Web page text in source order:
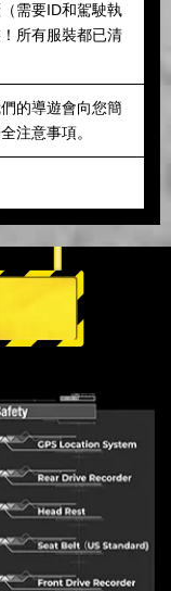
需要ID和駕駛執
所有服裝都已清
的導遊會向您簡
注意事項。